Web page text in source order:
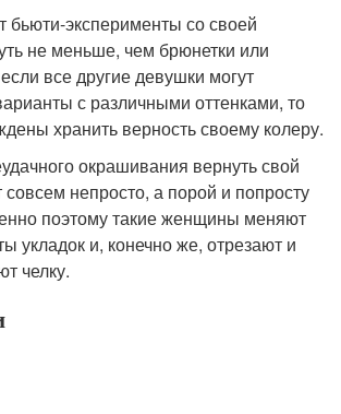
бьюти-эксперименты со своей
не меньше, чем брюнетки или
все другие девушки могут
с различными оттенками, то
хранить верность своему колеру.
окрашивания вернуть свой
совсем непросто, а порой и попросту
поэтому такие женщины меняют
укладок и, конечно же, отрезают и
челку.